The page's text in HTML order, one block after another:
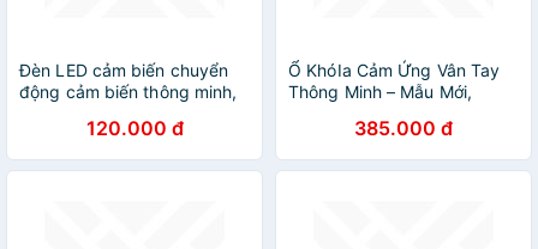
Đèn LED cảm biến chuyển
động cảm biến thông minh,
pin USB đời mới, dán tường,
tủ quần áo, cầu thang,
phòng ngủ… Cảm Ứng
120.000 đ
Ổ KhóIa Cảm Ứng Vân Tay
Thông Minh – Mẫu Mới,
Nghiệp, Có Sạc Pin, ĐÈN
TRANG TRÍ
385.000 đ